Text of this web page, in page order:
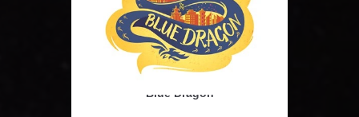
Blue Dragon